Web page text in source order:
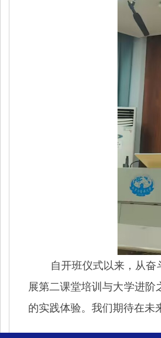
自开班仪式以来，从奋
展第二课堂培训与大学进
的实践体验。我们期待在未